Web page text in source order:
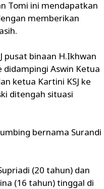
Tomi ini mendapatkan
memberikan
pusat binaan H.Ikhwan
didampingi Aswin Ketua
ketua Kartini KSJ ke
ditengah situasi
bernama Surandi
(20 tahun) dan
(16 tahun) tinggal di